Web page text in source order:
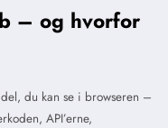
– og hvorfor
du kan se i browseren –
API’erne,